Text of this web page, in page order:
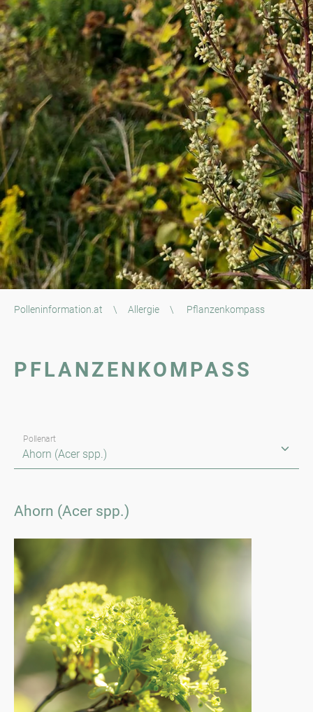
Polleninformation.at \ Allergie \ Pflanzenkompass
PFLANZENKOMPASS
Pollenart
Ahorn (Acer spp.)